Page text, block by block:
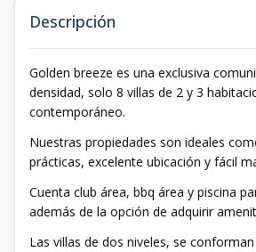
Descripción
Golden breeze es una exclusiva
densidad, solo 8 villas de 2 y 3
contemporáneo.
Nuestras propiedades son ideales
prácticas, excelente ubicación y fácil
Cuenta club área, bbq área y piscina
además de la opción de adquirir
Las villas de dos niveles, se